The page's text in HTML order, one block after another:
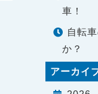
車！
自転
か？
アーカイ